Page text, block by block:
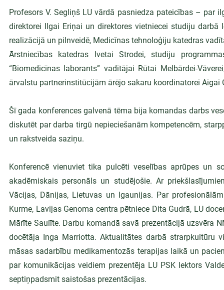
Profesors V. Segliņš LU vārdā pasniedza pateicības – par
direktorei Ilgai Eriņai un direktores vietniecei studiju
realizācijā un pilnveidē, Medicīnas tehnoloģiju katedras
Ārstniecības katedras Ivetai Strodei, studiju
“Biomedicīnas laborants” vadītājai Rūtai Melbārdei-
ārvalstu partnerinstitūcijām ārējo sakaru koordinatorei Aigai
Šī gada konferences galvenā tēma bija komandas darbs
diskutēt par darba tirgū nepieciešanām kompetencēm,
un rakstveida saziņu.
Konferencē vienuviet tika pulcēti veselības aprūpes un
akadēmiskais personāls un studējošie. Ar
Vācijas, Dānijas, Lietuvas un Igaunijas. Par
Kurme, Lavijas Genoma centra pētniece Dita Gudrā, LU
Mārīte Saulīte. Darbu komandā savā prezentācijā uzsvēra
docētāja Inga Marriotta. Aktualitātes darbā strarpkultūru
māsas sadarbību medikamentozās terapijas laikā un
par komunikācijas veidiem prezentēja LU PSK lektors
septiņpadsmit saistošas prezentācijas.